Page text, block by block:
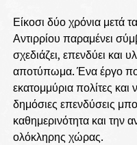
Είκοσι δύο χρόνια μετά
Αντιρρίου παραμένει
σχεδιάζει, επενδύει και
αποτύπωμα. Ένα έργο
εκατομμύρια πολίτες και
δημόσιες επενδύσεις
καθημερινότητα και την
ολόκληρης χώρας.